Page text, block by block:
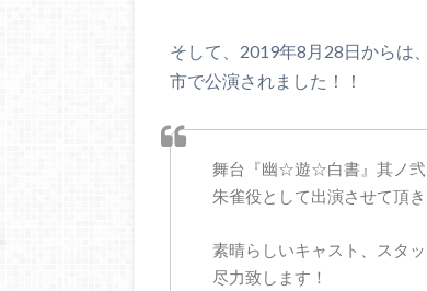
そして、2019年8月28日からは、
市で公演されました！！
舞台『幽☆遊☆白書』其ノ弐
朱雀役として出演させて頂き
素晴らしいキャスト、スタ
尽力致します！